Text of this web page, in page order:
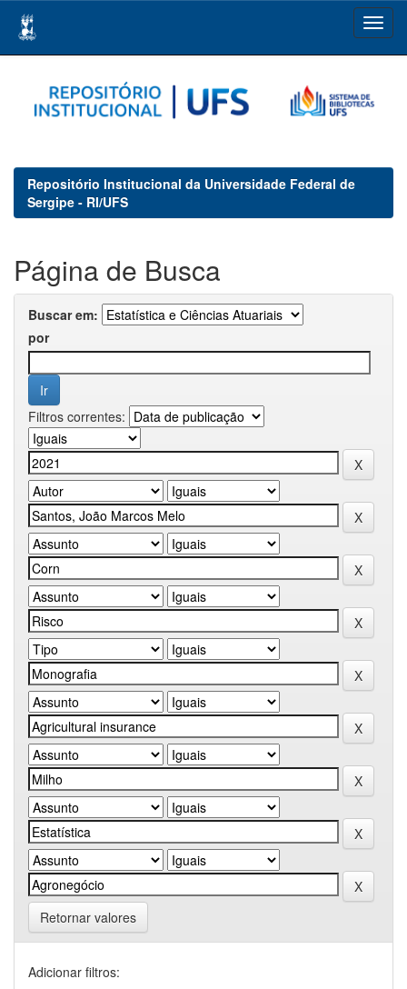
navigation
Repositório Institucional da Universidade Federal de
Sergipe - RI/UFS
Página de Busca
Buscar em:
por
Filtros correntes:
Retornar valores
Adicionar filtros: